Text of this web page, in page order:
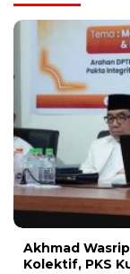
Akhmad
Kolektif, PKS